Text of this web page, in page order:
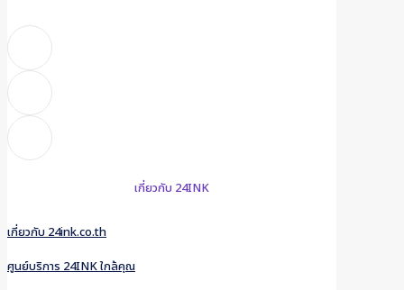
เกี่ยวกับ 24INK
เกี่ยวกับ 24ink.co.th
ศูนย์บริการ 24INK ใกล้คุณ